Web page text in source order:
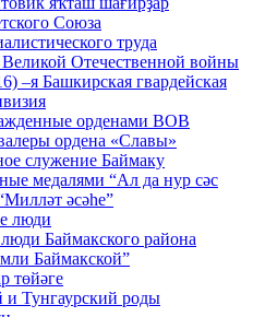
Союза
труда
Отечественной войны
–я Башкирская гвардейская
орденами ВОВ
ордена «Славы»
служение Баймаку
медалями “Ал да нур сәс
әсәһе”
люди
Баймакского района
Баймакской”
төйәге
и Тунгаурский роды